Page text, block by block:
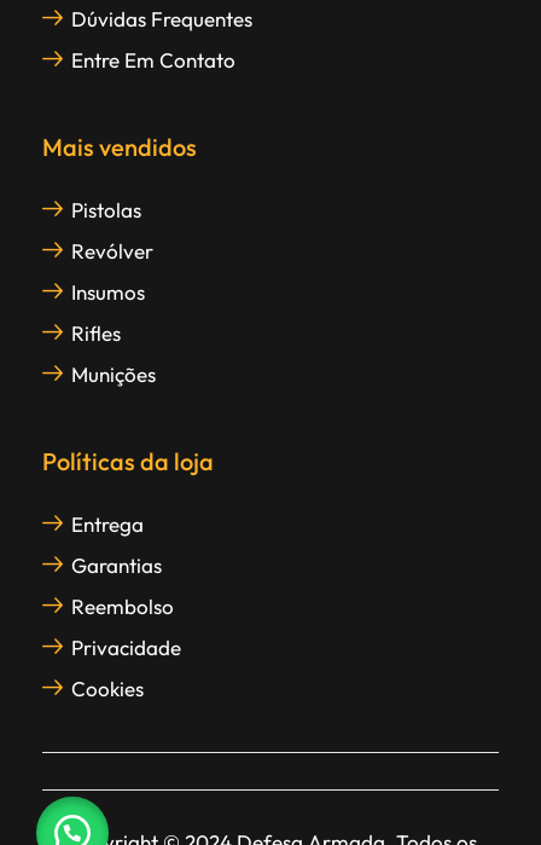
Dúvidas Frequentes
Entre Em Contato
Mais vendidos
Pistolas
Revólver
Insumos
Rifles
Munições
Políticas da loja
Entrega
Garantias
Reembolso
Privacidade
Cookies